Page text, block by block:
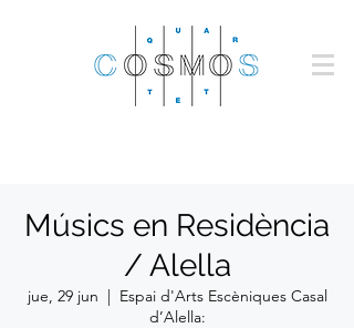
Músics en Residència
/ Alella
jue, 29 jun
  |
Espai d'Arts Escèniques Casal
d’Alella: